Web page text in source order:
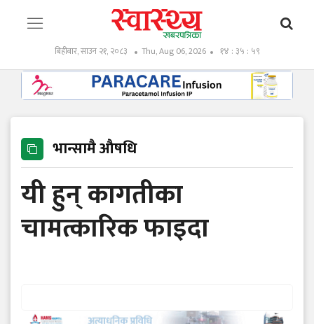
बिहीबार, साउन २१, २०८३ Thu, Aug 06, 2026 १४ : ३६ : ००
भान्सामै औषधि
यी हुन् कागतीका
चामत्कारिक फाइदा